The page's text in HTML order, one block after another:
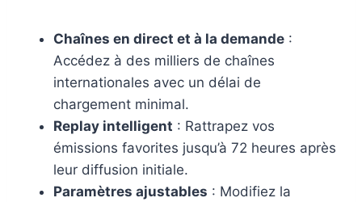
Chaînes en direct et à la demande :
Accédez à des milliers de chaînes
internationales avec un délai de
chargement minimal.
Replay intelligent : Rattrapez vos
émissions favorites jusqu’à 72 heures après
leur diffusion initiale.
Paramètres ajustables : Modifiez la